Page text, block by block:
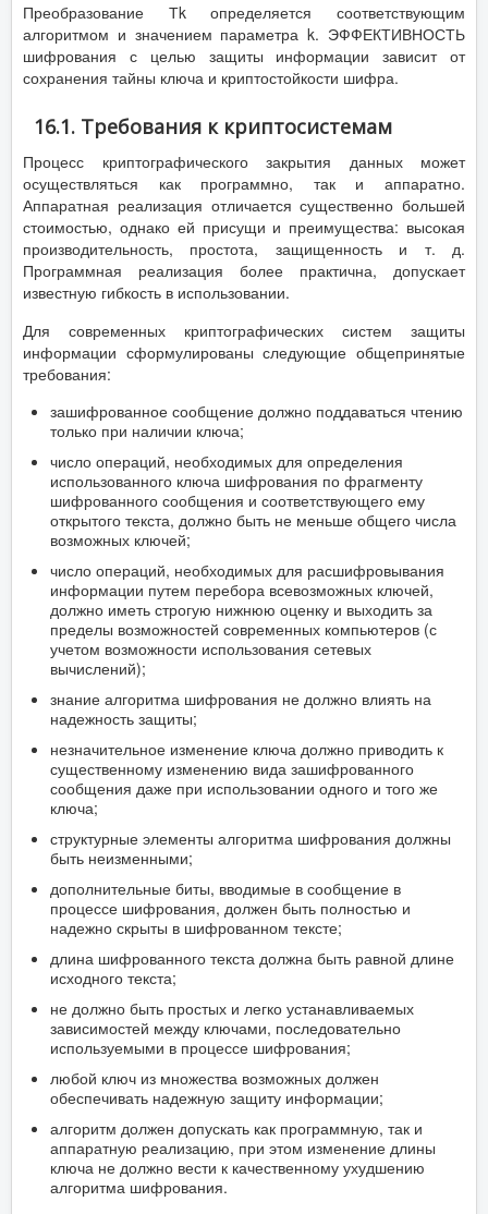
Преобразование Тk определяется соответствующим
алгоритмом и значением параметра k. ЭФФЕКТИВНОСТЬ
шифрования с целью защиты информации зависит от
сохранения тайны ключа и криптостойкости шифра.
16.1. Требования к криптосистемам
Процесс криптографического закрытия данных может
осуществляться как программно, так и аппаратно.
Аппаратная реализация отличается существенно большей
стоимостью, однако ей присущи и преимущества: высокая
производительность, простота, защищенность и т. д.
Программная реализация более практична, допускает
известную гибкость в использовании.
Для современных криптографических систем защиты
информации сформулированы следующие общепринятые
требования:
зашифрованное сообщение должно поддаваться чтению
только при наличии ключа;
число операций, необходимых для определения
использованного ключа шифрования по фрагменту
шифрованного сообщения и соответствующего ему
открытого текста, должно быть не меньше общего числа
возможных ключей;
число операций, необходимых для расшифровывания
информации путем перебора всевозможных ключей,
должно иметь строгую нижнюю оценку и выходить за
пределы возможностей современных компьютеров (с
учетом возможности использования сетевых
вычислений);
знание алгоритма шифрования не должно влиять на
надежность защиты;
незначительное изменение ключа должно приводить к
существенному изменению вида зашифрованного
сообщения даже при использовании одного и того же
ключа;
структурные элементы алгоритма шифрования должны
быть неизменными;
дополнительные биты, вводимые в сообщение в
процессе шифрования, должен быть полностью и
надежно скрыты в шифрованном тексте;
длина шифрованного текста должна быть равной длине
исходного текста;
не должно быть простых и легко устанавливаемых
зависимостей между ключами, последовательно
используемыми в процессе шифрования;
любой ключ из множества возможных должен
обеспечивать надежную защиту информации;
алгоритм должен допускать как программную, так и
аппаратную реализацию, при этом изменение длины
ключа не должно вести к качественному ухудшению
алгоритма шифрования.